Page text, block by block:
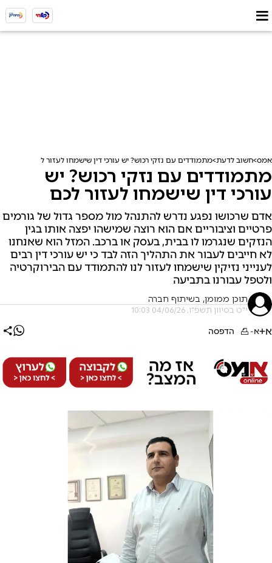
אמס חשוב לדעת מתמודדים עם נזקי רכוש? יש עורכי דין שישמחו לעזור לכם
מתמודדים עם נזקי רכוש? יש
עורכי דין שישמחו לעזור לכם
אדם שרכושו נפגע נדרש להתנהל מול מספר גדול של גורמים
פרטיים וציבוריים אם הוא רוצה שמישהו יפצה אותו בגין
הנזקים שנגרמו לו בבית, בעסק או ברכב. המזל הוא שאנחנו
לא חייבים לעבור את התהליך הזה לבד כי יש עורכי דין רבים
לענייני נזיקין שישמחו לעזור לנו להתמודד עם הבירוקרטיה
ולטפל עבורנו בתביעה
תוכן ממומן, בשיתוף חברה
י"ט בסיוון תשפ"ו, 04/06/26 10:03
א+א- הדפסה